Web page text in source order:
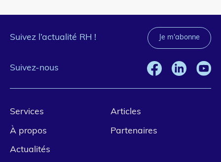
Suivez l’actualité RH ! Je m'abonne
Suivez-nous
Pied
de
page
Services Articles
À propos Partenaires
Actualités